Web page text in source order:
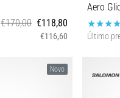
€170,00 €118,80
€116,60
Aero
Último
Novo